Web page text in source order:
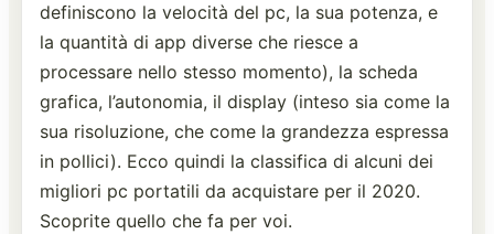
definiscono la velocità del pc, la sua potenza, e
la quantità di app diverse che riesce a
processare nello stesso momento), la scheda
grafica, l’autonomia, il display (inteso sia come la
sua risoluzione, che come la grandezza espressa
in pollici). Ecco quindi la classifica di alcuni dei
migliori pc portatili da acquistare per il 2020.
Scoprite quello che fa per voi.